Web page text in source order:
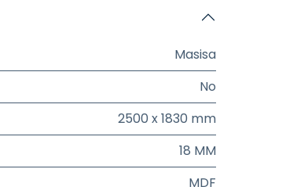
Masisa
No
2500 x 1830 mm
18 MM
MDF